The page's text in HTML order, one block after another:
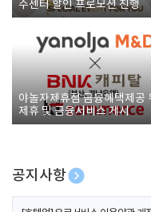
주센터 할인 프로모션 진행
야놀자제휴점 금융혜택제공
제휴 및 금융서비스 게시
공지사항
[호텔업] 개인정보 처리방침 개정본